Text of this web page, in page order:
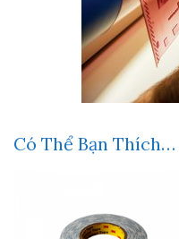
Có Thể Bạn Thích…